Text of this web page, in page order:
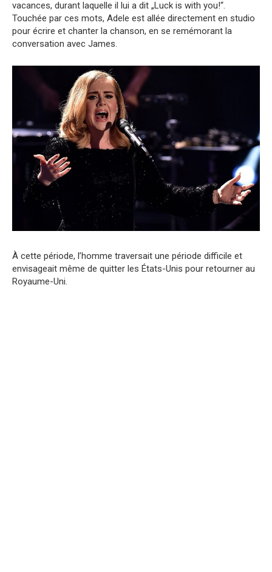
vacances, durant laquelle il lui a dit „Luck is with you!“.
Touchée par ces mots, Adele est allée directement en studio
pour écrire et chanter la chanson, en se remémorant la
conversation avec James.
À cette période, l’homme traversait une période difficile et
envisageait même de quitter les États-Unis pour retourner au
Royaume-Uni.